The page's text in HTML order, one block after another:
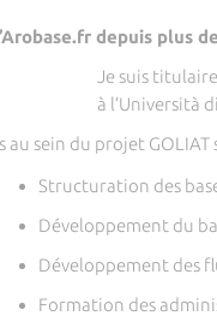
depuis plus
Je suis
à l’Università
au sein du projet
Structuration des
Développement du
Développement des
Formation des